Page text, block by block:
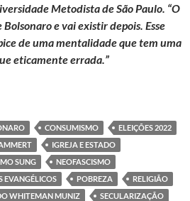
Metodista de São Paulo. “O
e vai existir depois. Esse
de uma mentalidade que tem uma
eticamente errada.”
‘Lógica que gerou avanço
CONSUMISMO
ELEIÇÕES 2022
IGREJA E ESTADO
SUNG
NEOFASCISMO
EVANGÉLICOS POBREZA
RELIGIÃO
WHITEMAN MUNIZ
SECULARIZAÇÃO